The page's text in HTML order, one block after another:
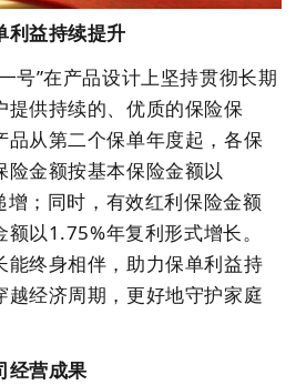
利益持续提升
号”在产品设计上坚持贯彻长期
提供持续的、优质的保险保
品从第二个保单年度起，各保
险金额按基本保险金额以
；同时，有效红利保险金额
以1.75%年复利形式增长。
能终身相伴，助力保单利益持
越经济周期，更好地守护家庭
经营成果